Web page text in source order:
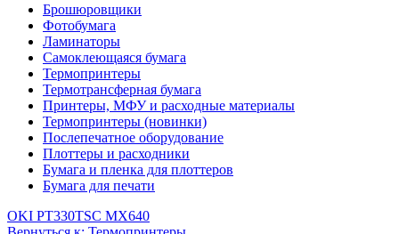
Брошюровщики
Фотобумага
Ламинаторы
Самоклеющаяся бумага
Термопринтеры
Термотрансферная бумага
Принтеры, МФУ и расходные материалы
Термопринтеры (новинки)
Послепечатное оборудование
Плоттеры и расходники
Бумага и пленка для плоттеров
Бумага для печати
OKI PT330TSC MX640